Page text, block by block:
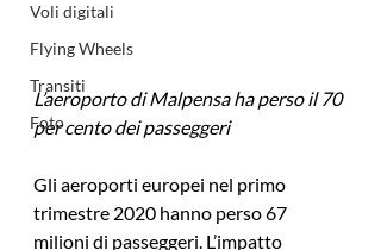
Voli digitali
Flying Wheels
Transiti
Foto
L’aeroporto di Malpensa ha perso il 70
per cento dei passeggeri
Gli aeroporti europei nel primo
trimestre 2020 hanno perso 67
milioni di passeggeri. L’impatto